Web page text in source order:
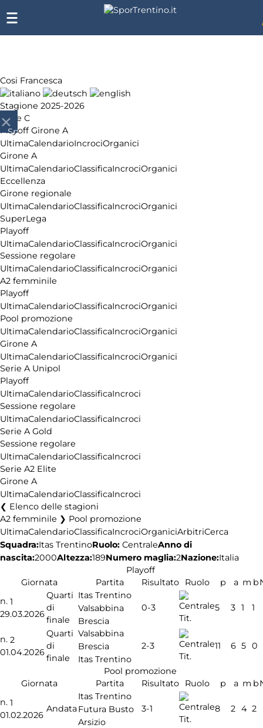
Cosi Francesca
Stagione 2025-2026
Serie C
Playoff Girone A
UltimaCalendarioIncrociOrganici
Girone A
UltimaCalendarioClassificaIncrociOrganici
Eccellenza
Girone regionale
UltimaCalendarioClassificaIncrociOrganici
SuperLega
Playoff
UltimaCalendarioClassificaIncrociOrganici
Sessione regolare
UltimaCalendarioClassificaIncrociOrganici
A2 femminile
Playoff
UltimaCalendarioClassificaIncrociOrganici
Pool promozione
UltimaCalendarioClassificaIncrociOrganici
Girone A
UltimaCalendarioClassificaIncrociOrganici
Serie A Unipol
Playoff
UltimaCalendarioClassificaIncroci
Sessione regolare
UltimaCalendarioClassificaIncroci
Serie A Gold
Sessione regolare
UltimaCalendarioClassificaIncroci
Serie A2 Elite
Girone A
UltimaCalendarioClassificaIncroci
Elenco delle stagioni
A2 femminile ❯ Pool promozione
UltimaCalendarioClassificaIncrociOrganiciArbitriCerca
Squadra:Itas TrentinoRuolo: CentraleAnno di
nascita:2000Altezza:189Numero maglia:2Nazione:Italia
Playoff
Giornata
Partita Risultato Ruolo p a m b
n. 1
29.03.2026
Quarti
di
finale
Itas Trentino
Valsabbina
Brescia
0-3
Tit.
5 3 1 1
n. 2
01.04.2026
Quarti
di
finale
Valsabbina
Brescia
Itas Trentino
2-3
Tit.
11 6 5 0
Pool promozione
Giornata
Partita Risultato Ruolo p a m b
n. 1
01.02.2026
Andata
Itas Trentino
Futura Busto
Arsizio
3-1
Tit.
8 2 4 2
SporTrentino.it
Chi
siamo
Affiliazione
Pubblicità